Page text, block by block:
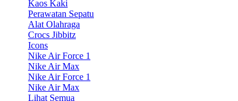
Kaos Kaki
Perawatan Sepatu
Alat Olahraga
Crocs Jibbitz
Icons
Nike Air Force 1
Nike Air Max
Nike Air Force 1
Nike Air Max
Lihat Semua